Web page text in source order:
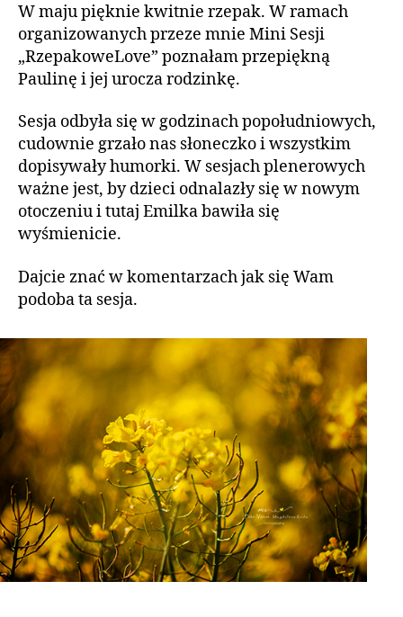
W maju pięknie kwitnie rzepak. W ramach
organizowanych przeze mnie Mini Sesji
„RzepakoweLove” poznałam przepiękną
Paulinę i jej urocza rodzinkę.
Sesja odbyła się w godzinach popołudniowych,
cudownie grzało nas słoneczko i wszystkim
dopisywały humorki. W sesjach plenerowych
ważne jest, by dzieci odnalazły się w nowym
otoczeniu i tutaj Emilka bawiła się
wyśmienicie.
Dajcie znać w komentarzach jak się Wam
podoba ta sesja.